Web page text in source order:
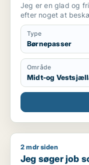
Jeg er en glad og
efter noget at
sommeren. Jeg
i alle aldre, og
pege i samme
Hvis du mangler
en enkelt aften,
Så smider du bare
noget
Type
Børnepasser
Område
Midt-og
Jeg søger job som
2 mdr siden
Jeg søger job